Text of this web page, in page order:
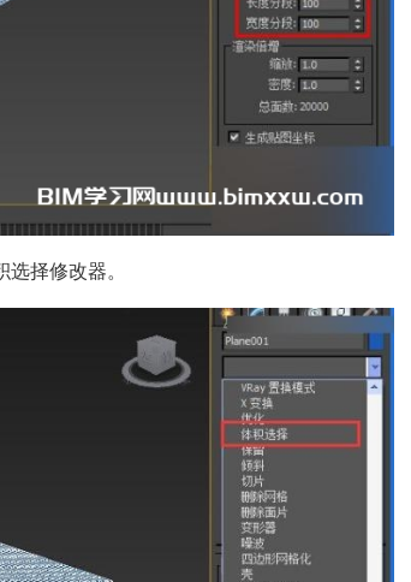
择修改器。